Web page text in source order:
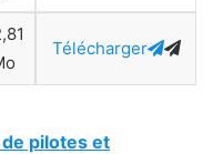
Télécharger
pilotes et